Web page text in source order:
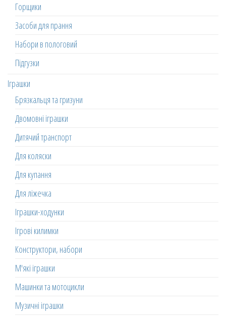
Горщики
Засоби для прання
Набори в пологовий
Підгузки
Іграшки
Брязкальця та гризуни
Двомовні іграшки
Дитячий транспорт
Для коляски
Для купання
Для ліжечка
Іграшки-ходунки
Ігрові килимки
Конструктори, набори
М'які іграшки
Машинки та мотоцикли
Музичні іграшки